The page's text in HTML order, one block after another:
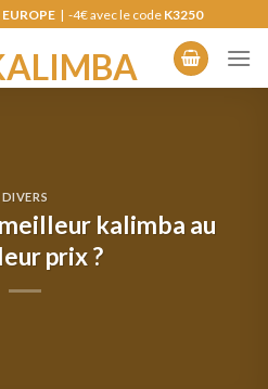
| -4€ avec le code K3250
DIVERS
kalimba au
prix ?